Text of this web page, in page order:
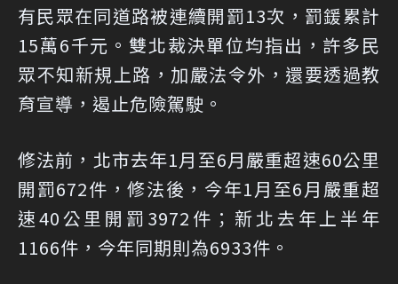
有民眾在同道路被連續開罰13次，罰鍰累計
15萬6千元。雙北裁決單位均指出，許多民
眾不知新規上路，加嚴法令外，還要透過教
育宣導，遏止危險駕駛。
修法前，北市去年1月至6月嚴重超速60公里
開罰672件，修法後，今年1月至6月嚴重超
速40公里開罰3972件；新北去年上半年
1166件，今年同期則為6933件。